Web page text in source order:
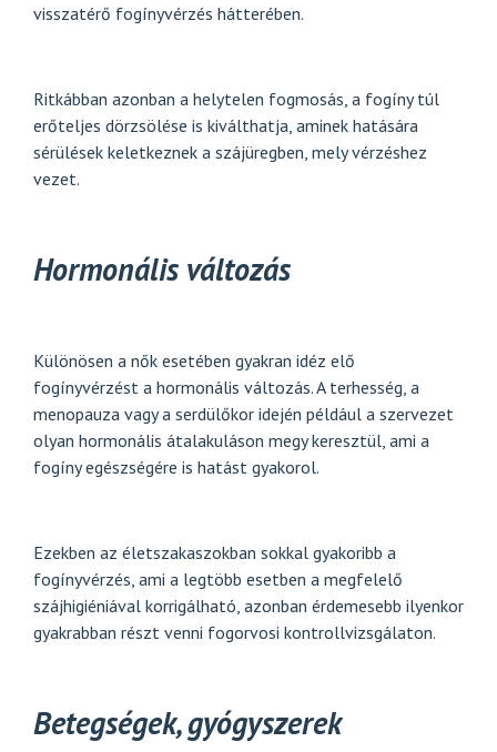
visszatérő fogínyvérzés hátterében.
Ritkábban azonban a helytelen fogmosás, a fogíny túl
erőteljes dörzsölése is kiválthatja, aminek hatására
sérülések keletkeznek a szájüregben, mely vérzéshez
vezet.
Hormonális változás
Különösen a nők esetében gyakran idéz elő
fogínyvérzést a hormonális változás. A terhesség, a
menopauza vagy a serdülőkor idején például a szervezet
olyan hormonális átalakuláson megy keresztül, ami a
fogíny egészségére is hatást gyakorol.
Ezekben az életszakaszokban sokkal gyakoribb a
fogínyvérzés, ami a legtöbb esetben a megfelelő
szájhigiéniával korrigálható, azonban érdemesebb ilyenkor
gyakrabban részt venni fogorvosi kontrollvizsgálaton.
Betegségek, gyógyszerek